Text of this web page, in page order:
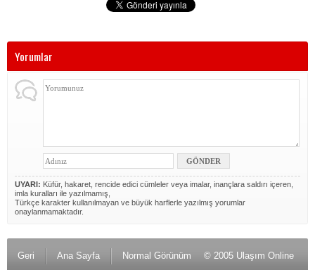
Yorumlar
UYARI: Küfür, hakaret, rencide edici cümleler veya imalar, inançlara saldırı içeren,
imla kuralları ile yazılmamış,
Türkçe karakter kullanılmayan ve büyük harflerle yazılmış yorumlar
onaylanmamaktadır.
Geri Ana Sayfa Normal Görünüm © 2005 Ulaşım Online